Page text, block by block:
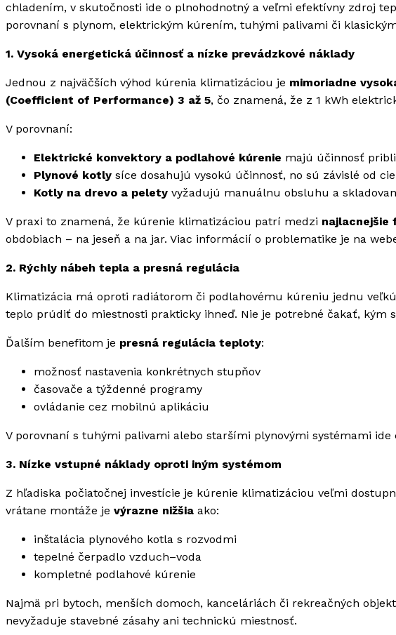
chladením, v skutočnosti ide o plnohodnotný a veľmi efektívny zdroj
porovnaní s plynom, elektrickým kúrením, tuhými palivami či
1. Vysoká energetická účinnosť a nízke prevádzkové náklady
Jednou z najväčších výhod kúrenia klimatizáciou je mimoriadne
(Coefficient of Performance) 3 až 5, čo znamená, že z 1 kWh
V porovnaní:
Elektrické konvektory a podlahové kúrenie majú účinnosť
Plynové kotly síce dosahujú vysokú účinnosť, no sú závislé od
Kotly na drevo a pelety vyžadujú manuálnu obsluhu a
V praxi to znamená, že kúrenie klimatizáciou patrí medzi najlacnejšie
obdobiach – na jeseň a na jar. Viac informácií o problematike je na
2. Rýchly nábeh tepla a presná regulácia
Klimatizácia má oproti radiátorom či podlahovému kúreniu jednu
teplo prúdiť do miestnosti prakticky ihneď. Nie je potrebné čakať, kým
Ďalším benefitom je presná regulácia teploty:
možnosť nastavenia konkrétnych stupňov
časovače a týždenné programy
ovládanie cez mobilnú aplikáciu
V porovnaní s tuhými palivami alebo staršími plynovými systémami ide
3. Nízke vstupné náklady oproti iným systémom
Z hľadiska počiatočnej investície je kúrenie klimatizáciou veľmi
vrátane montáže je výrazne nižšia ako:
inštalácia plynového kotla s rozvodmi
tepelné čerpadlo vzduch–voda
kompletné podlahové kúrenie
Najmä pri bytoch, menších domoch, kanceláriách či rekreačných
nevyžaduje stavebné zásahy ani technickú miestnosť.